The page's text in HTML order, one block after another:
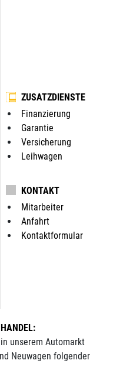
ZUSATZDIENSTE
Finanzierung
Garantie
Versicherung
Leihwagen
KONTAKT
Mitarbeiter
Anfahrt
Kontaktformular
unserem Automarkt
Neuwagen folgender